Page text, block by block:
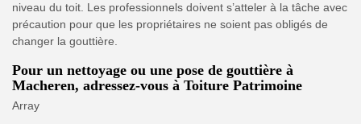
niveau du toit. Les professionnels doivent s’atteler à la tâche avec
précaution pour que les propriétaires ne soient pas obligés de
changer la gouttière.
Pour un nettoyage ou une pose de gouttière à
Macheren, adressez-vous à Toiture Patrimoine
Array